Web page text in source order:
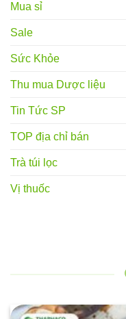
Mua sỉ
Sale
Sức Khỏe
Thu mua Dược liệu
Tin Tức SP
TOP địa chỉ bán
Trà túi lọc
Vị thuốc